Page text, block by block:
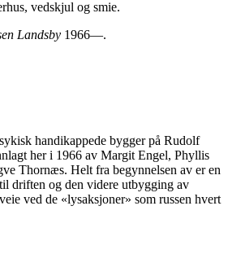
vedskjul og smie.
Landsby 1966—.
handikappede bygger på Rudolf
her i 1966 av Margit Engel, Phyllis
Thornæs. Helt fra begynnelsen av er en
driften og den videre utbygging av
ved de «lysaksjoner» som russen hvert